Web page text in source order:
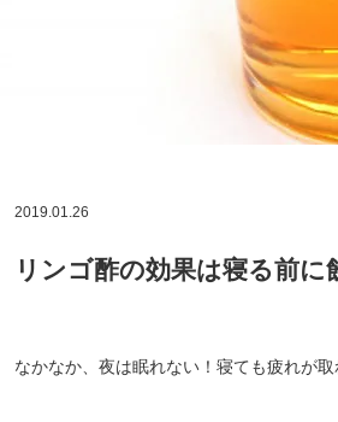
2019.01.26
リンゴ酢の効果は寝る前に
なかなか、夜は眠れない！寝ても疲れが